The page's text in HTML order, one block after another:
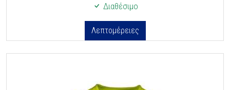
Διαθέσιμο
Λεπτομέρειες